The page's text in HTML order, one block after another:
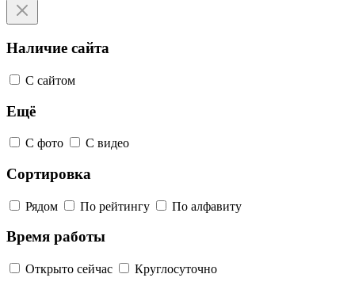
Наличие сайта
С сайтом
Ещё
С фото С видео
Сортировка
Рядом По рейтингу По алфавиту
Время работы
Открыто сейчас Круглосуточно